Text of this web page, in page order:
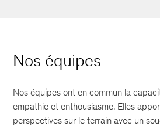
Nos équipes
Nos équipes ont en commun la
empathie et enthousiasme. Elles
perspectives sur le terrain avec un